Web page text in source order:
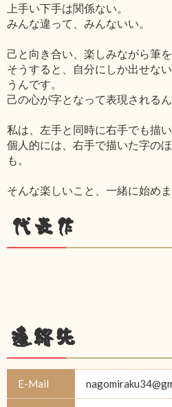
上手い下手は関係ない。
みんな違って、みんないい。
己と向き合い、楽しみながら筆を
そうすると、自分にしか出せな
うんです。
己の心が字となって表現されるん
私は、左手と同時に右手でも描
個人的には、右手で描いた字の
も。
そんな楽しいこと、一緒に始め
代表作
連絡先
E-Mail